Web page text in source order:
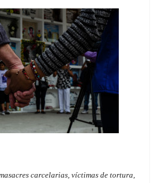
carcelarias, víctimas de tortura,